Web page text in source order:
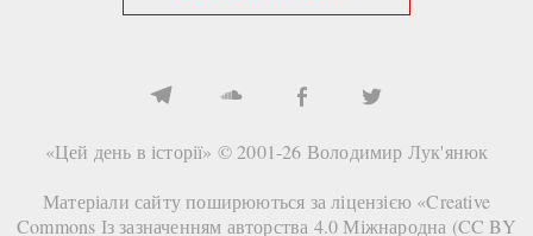
«Цей день в історії» © 2001-26 Володимир Лук'янюк
Матеріали сайту поширюються за ліцензією «Creative
Commons Із зазначенням авторства 4.0 Міжнародна (CC BY